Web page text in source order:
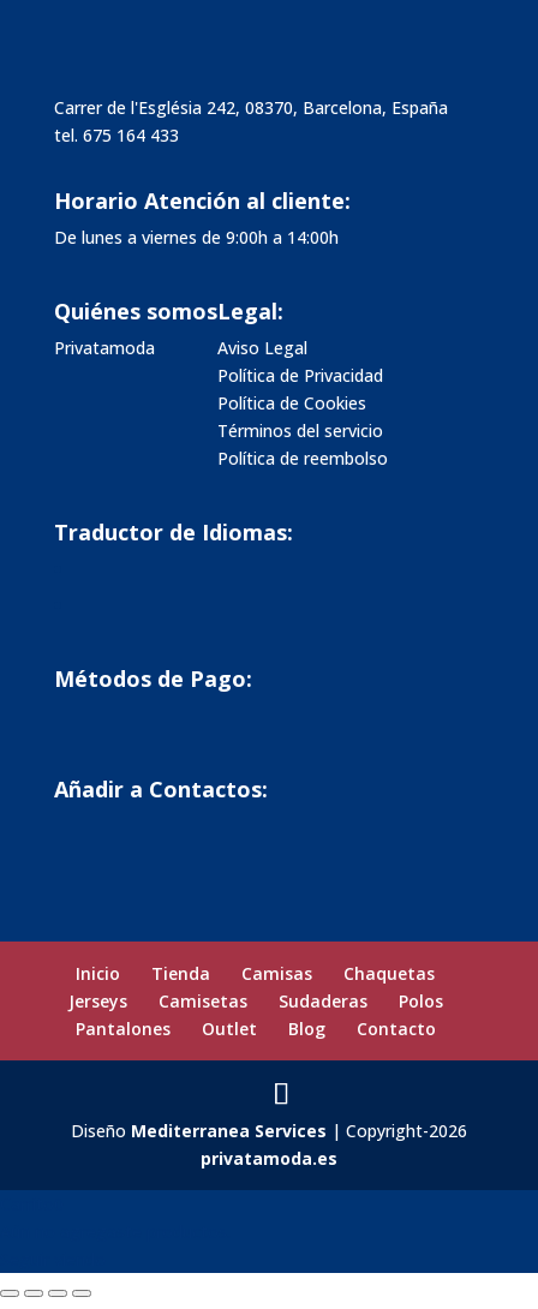
Carrer de l'Església 242, 08370, Barcelona, España
tel. 675 164 433
Horario Atención al cliente:
De lunes a viernes de 9:00h a 14:00h
Quiénes somos
Privatamoda
Legal:
Aviso Legal
Política de Privacidad
Política de Cookies
Términos del servicio
Política de reembolso
Traductor de Idiomas:
Métodos de Pago:
Añadir a Contactos:
Inicio Tienda Camisas
Chaquetas
Jerseys
Camisetas Sudaderas
Polos
Pantalones
Outlet Blog Contacto
Diseño Mediterranea Services | Copyright-2026
privatamoda.es